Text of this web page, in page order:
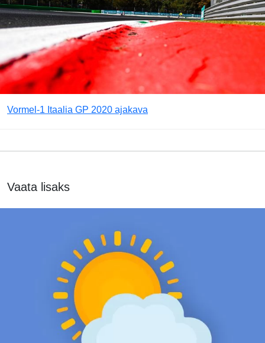
Vormel-1 Itaalia GP 2020 ajakava
Vaata lisaks